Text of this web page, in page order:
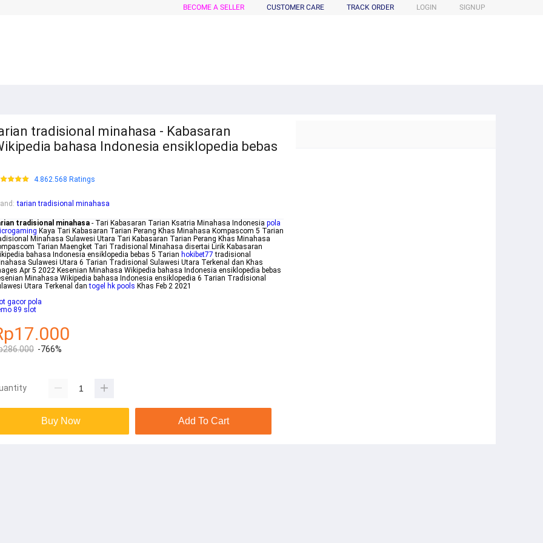
BECOME A SELLER CUSTOMER CARE TRACK ORDER LOGIN SIGNUP
tradisional minahasa - Kabasaran
bahasa Indonesia ensiklopedia bebas
4.862.568 Ratings
: tarian tradisional minahasa
tradisional minahasa - Tari Kabasaran Tarian Ksatria Minahasa Indonesia pola
Kaya Tari Kabasaran Tarian Perang Khas Minahasa Kompascom 5 Tarian
Minahasa Sulawesi Utara Tari Kabasaran Tarian Perang Khas Minahasa
Tarian Maengket Tari Tradisional Minahasa disertai Lirik Kabasaran
bahasa Indonesia ensiklopedia bebas 5 Tarian hokibet77 tradisional
Sulawesi Utara 6 Tarian Tradisional Sulawesi Utara Terkenal dan Khas
Apr 5 2022 Kesenian Minahasa Wikipedia bahasa Indonesia ensiklopedia bebas
Minahasa Wikipedia bahasa Indonesia ensiklopedia 6 Tarian Tradisional
Utara Terkenal dantogel hk pools Khas Feb 2 2021
gacor pola
89 slot
-766%
Buy Now Add To Cart